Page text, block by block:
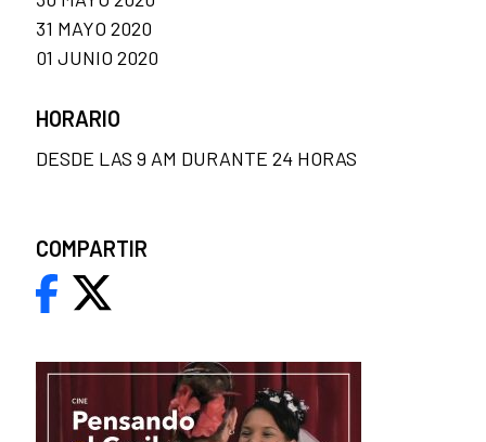
31 MAYO 2020
01 JUNIO 2020
HORARIO
DESDE LAS 9 AM DURANTE 24 HORAS
COMPARTIR